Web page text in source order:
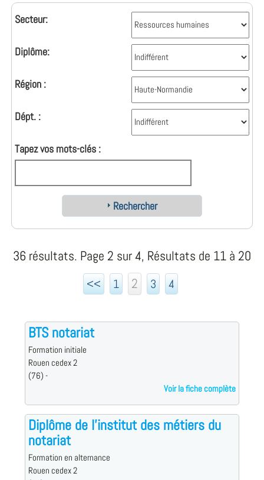
Secteur:
Diplôme:
Région :
Dépt. :
Tapez vos mots-clés :
Rechercher
36 résultats. Page 2 sur 4, Résultats de 11 à 20
<< 1 2 3 4
BTS notariat
Formation initiale
Rouen cedex 2
(76) -
Voir la fiche complète
Diplôme de l'institut des métiers du
notariat
Formation en alternance
Rouen cedex 2